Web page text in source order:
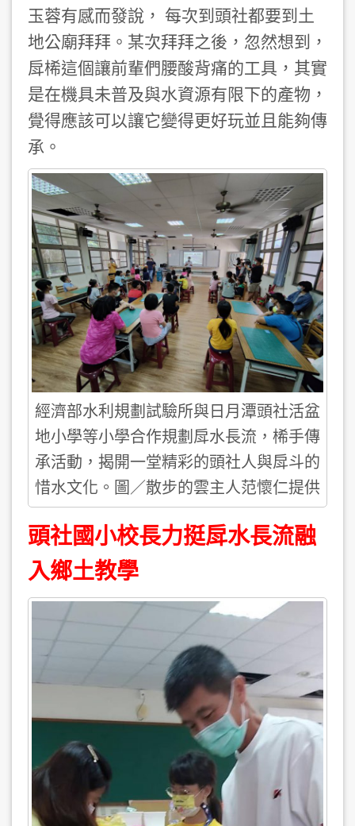
玉蓉有感而發說， 每次到頭社都要到土
地公廟拜拜。某次拜拜之後，忽然想到，
戽桸這個讓前輩們腰酸背痛的工具，其實
是在機具未普及與水資源有限下的產物，
覺得應該可以讓它變得更好玩並且能夠傳
承。
經濟部水利規劃試驗所與日月潭頭社活盆
地小學等小學合作規劃戽水長流，桸手傳
承活動，揭開一堂精彩的頭社人與戽斗的
惜水文化。圖／散步的雲主人范懷仁提供
頭社國小校長力挺戽水長流融
入鄉土教學